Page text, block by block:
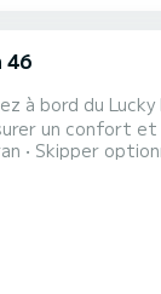
46
à bord du
et des performances en mer
de 10Skipper